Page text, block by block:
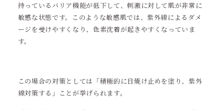
持っているバリア機能が低下して、刺激に対して肌が非常に
敏感な状態です。このような敏感肌では、紫外線によるダメ
ージを受けやすくなり、色素沈着が起きやすくなっていま
す。
この場合の対策としては「積極的に日焼け止めを塗り、紫外
線対策する」ことが挙げられます。